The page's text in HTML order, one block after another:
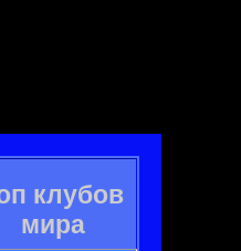
клубов
мира